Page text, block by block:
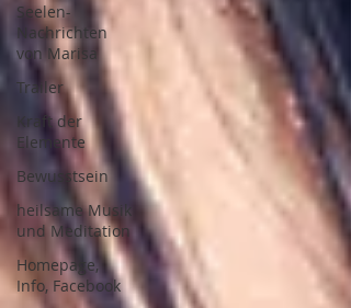
Seelen-
Nachrichten
von Marisa
Trailer
Kraft der
Elemente
Bewusstsein
heilsame Musik
und Meditation
Homepage,
Info, Facebook